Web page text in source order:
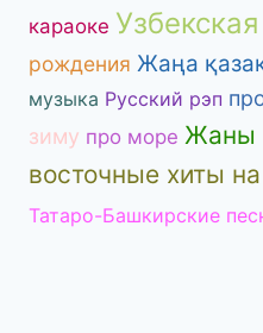
караоке
рождения Жаңа
музыка Русский рэп
зиму про море Жаны
восточные хиты
Татаро-Башкирские